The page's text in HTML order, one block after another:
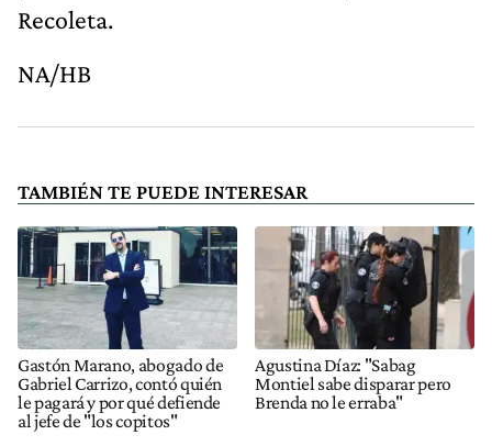
Recoleta.
NA/HB
TAMBIÉN TE PUEDE INTERESAR
Gastón Marano, abogado de
Gabriel Carrizo, contó quién
le pagará y por qué defiende
al jefe de "los copitos"
Agustina Díaz: "Sabag
Montiel sabe disparar pero
Brenda no le erraba"